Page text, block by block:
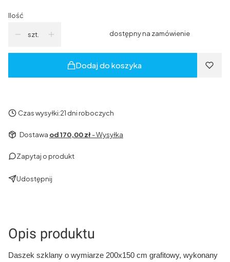
Ilość
szt. dostępny na zamówienie
Dodaj do koszyka
Czas wysyłki:21 dni roboczych
Dostawa od 170,00 zł- Wysyłka
Zapytaj o produkt
Udostępnij
Opis produktu
Daszek szklany o wymiarze 200x150 cm grafitowy, wykonany